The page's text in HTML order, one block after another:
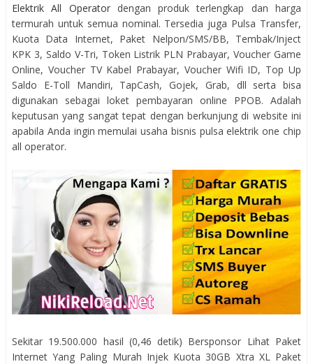
Elektrik All Operatordengan produk terlengkap dan harga
termurah untuk semua nominal. Tersedia juga Pulsa Transfer,
Kuota Data Internet, Paket Nelpon/SMS/BB, Tembak/Inject
KPK 3, Saldo V-Tri, Token Listrik PLN Prabayar, Voucher Game
Online, Voucher TV Kabel Prabayar, Voucher Wifi ID, Top Up
Saldo E-Toll Mandiri, TapCash, Gojek, Grab, dll serta bisa
digunakan sebagai loket pembayaran online PPOB. Adalah
keputusan yang sangat tepat dengan berkunjung di website ini
apabila Anda ingin memulai usaha bisnis pulsa elektrik one chip
all operator.
Sekitar 19.500.000 hasil (0,46 detik) Bersponsor Lihat Paket
Internet Yang Paling Murah Injek Kuota 30GB Xtra XL Paket